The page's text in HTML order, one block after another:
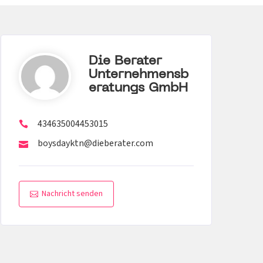
Die Berater
Unternehmensb
Eratungs GmbH
434635004453015
boysdayktn@dieberater.com
Nachricht senden